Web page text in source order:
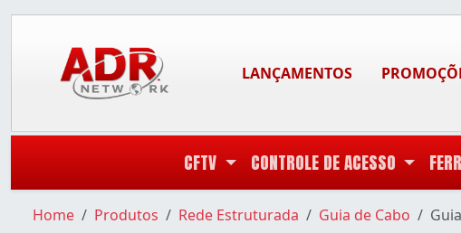
LANÇAMENTOS
CFTV CONTROLE DE ACESSO
Home Produtos Rede Estruturada Guia de Cabo